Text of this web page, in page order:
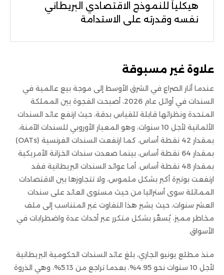
هيكلياً للنموذج الاقتصادي البريطاني
نفسه وقدرته على الاستدامة
علاوة غير مسبوقة
عندما أثار الصراع في الشرق الأوسط إلى موجة بيع عالمية في
السندات في أوائل عام 2026، أصبحت الفجوة بين المملكة
المتحدة ونظرائها قابلة للقياس بدقة، حيث ارتفع عائد السندات
الألمانية لأجل 10 سنوات، وهو المعيار الأوروبي للسندات الآمنة،
بمقدار 42 نقطة أساس، كما ارتفعت السندات الفرنسية (OATs)
بمقدار 64 نقطة أساس، بينما صعدت سندات الخزانة الأمريكية
بمقدار 48 نقطة أساس. أما عوائد السندات البريطانية فقد
ارتفعت بوتيرة أكبر بشكل ملموس، ولا تتجاوزها بين الاقتصادات
المماثلة سوى أستراليا من حيث مستوى العائد على سندات
العشر سنوات، حيث يشير هذا التفاوت غير المتناسب إلى ملف
مخاطر مميز، يُسعَّر بشكل متكرر عبر أحداث عدة واضطرابات في
الأسواق.
منذ مطلع يونيو الجاري، بلغ عائد السندات الحكومية البريطانية
لأجل 10 سنوات نحو 4.95%، بعدما تراجع من 5.13%، وهي الذروة